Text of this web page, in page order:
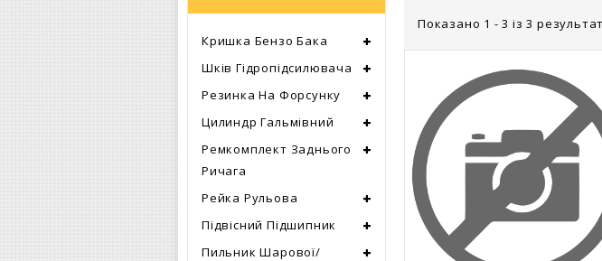
Показано 1 - 3 із 3
Кришка Бензо Бака
Шків Гідропідсилювача
Резинка На Форсунку
Цилиндр Гальмівний
Ремкомплект Заднього
Ричага
Рейка Рульова
Підвісний Підшипник
Пильник Шарової/